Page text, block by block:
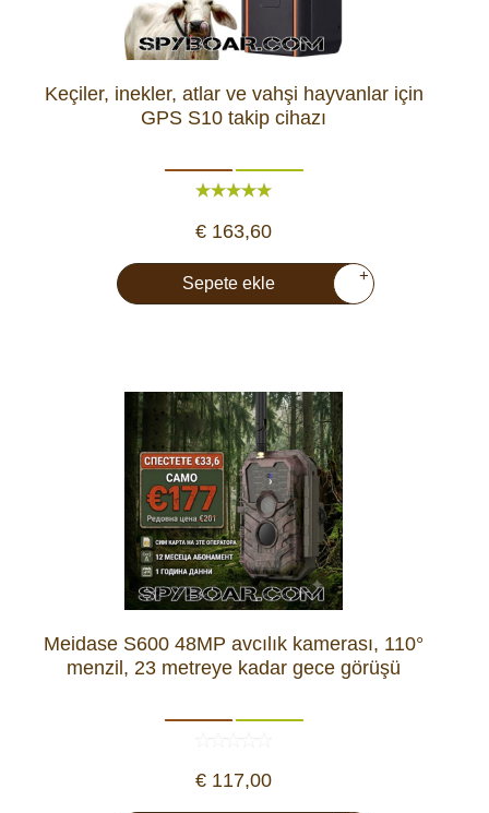
Keçiler, inekler, atlar ve vahşi hayvanlar için
GPS S10 takip cihazı
€ 163,60
Sepete ekle +
Meidase S600 48MP avcılık kamerası, 110°
menzil, 23 metreye kadar gece görüşü
€ 117,00